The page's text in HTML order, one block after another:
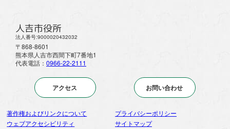
人吉市役所
法人番号:9000020432032
〒868-8601
熊本県人吉市西間下町7番地1
代表電話： 0966-22-2111
アクセス お問い合わせ
著作権およびリンクについて
プライバシーポリシー
ウェブアクセシビリティ
サイトマップ